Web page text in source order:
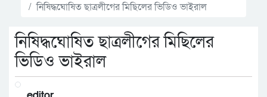
নিষিদ্ধঘোষিত ছাত্রলীগের মিছিলের ভিডিও ভাইরাল
নিষিদ্ধঘোষিত ছাত্রলীগের মিছিলের
ভিডিও ভাইরাল